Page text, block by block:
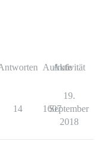
Aufrufe
Aktivität
14 1607
19.
September
2018